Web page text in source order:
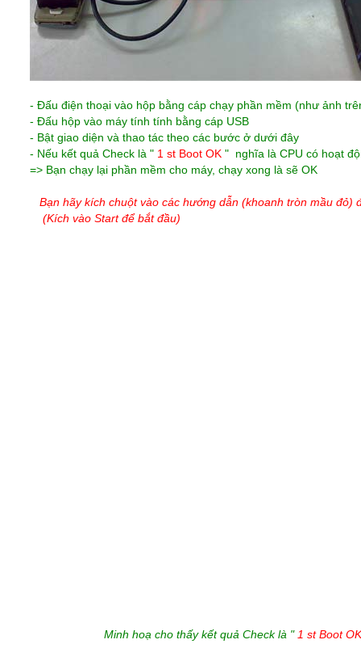
- Đấu điện thoại vào hộp bằng cáp chạy phần mềm (như ảnh
- Đấu hộp vào máy tính tính bằng cáp USB
- Bật giao diện và thao tác theo các bước ở dưới đây
- Nếu kết quả Check là " 1 st Boot OK " nghĩa là CPU có hoạt
=> Bạn chạy lại phần mềm cho máy, chạy xong là sẽ OK
Bạn hãy kích chuột vào các hướng dẫn (khoanh tròn mầu đỏ)
(Kích vào Start để bắt đầu)
Minh hoạ cho thấy kết quả Check là "1 st Boot